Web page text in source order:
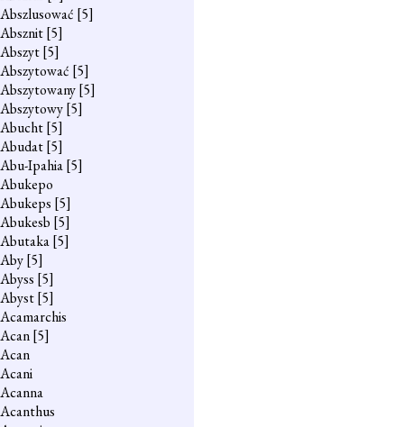
Abszlusować [5]
Absznit[5]
Abszyt[5]
Abszytować [5]
Abszytowany[5]
Abszytowy[5]
Abucht[5]
Abudat[5]
Abu-Ipahia[5]
Abukepo
Abukeps [5]
Abukesb [5]
Abutaka[5]
Aby[5]
Abyss [5]
Abyst[5]
Acamarchis
Acan[5]
Acan
Acani
Acanna
Acanthus